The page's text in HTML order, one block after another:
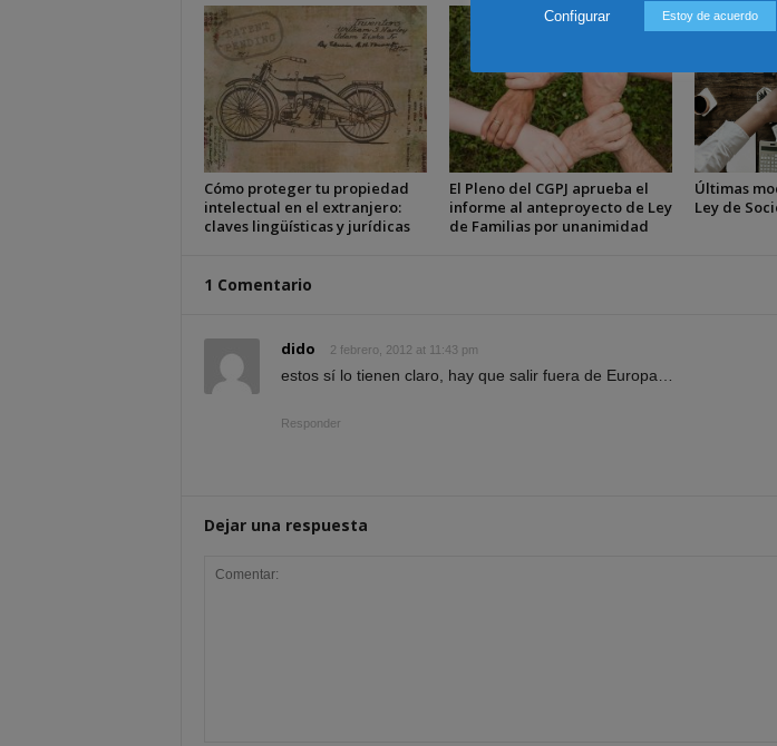
Cómo proteger tu propiedad
intelectual en el extranjero:
claves lingüísticas y jurídicas
El Pleno del CGPJ aprueba el
informe al anteproyecto de Ley
de Familias por unanimidad
Últimas
Ley de
1 Comentario
dido 2 febrero, 2012 at 11:43 pm
estos sí lo tienen claro, hay que salir fuera de Europa…
Responder
Dejar una respuesta
Configurar Estoy de acuerdo